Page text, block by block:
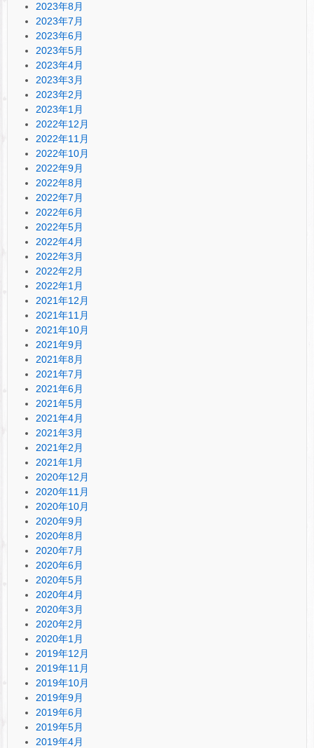
2023年8月
2023年7月
2023年6月
2023年5月
2023年4月
2023年3月
2023年2月
2023年1月
2022年12月
2022年11月
2022年10月
2022年9月
2022年8月
2022年7月
2022年6月
2022年5月
2022年4月
2022年3月
2022年2月
2022年1月
2021年12月
2021年11月
2021年10月
2021年9月
2021年8月
2021年7月
2021年6月
2021年5月
2021年4月
2021年3月
2021年2月
2021年1月
2020年12月
2020年11月
2020年10月
2020年9月
2020年8月
2020年7月
2020年6月
2020年5月
2020年4月
2020年3月
2020年2月
2020年1月
2019年12月
2019年11月
2019年10月
2019年9月
2019年6月
2019年5月
2019年4月